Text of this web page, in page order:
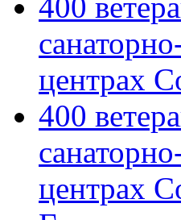
центрах
400
центрах